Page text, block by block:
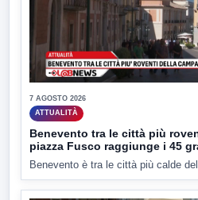
7 AGOSTO 2026
ATTUALITÀ
Benevento tra le città più
piazza Fusco raggiunge i 45
Benevento è tra le città più calde